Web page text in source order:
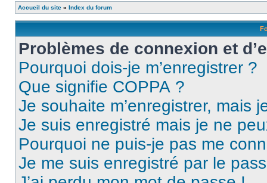
Accueil du site » Index du forum
Problèmes de connexion et
Pourquoi dois-je m’enregistrer ?
Que signifie COPPA ?
Je souhaite m’enregistrer, mais
Je suis enregistré mais je ne
Pourquoi ne puis-je pas me
Je me suis enregistré par le